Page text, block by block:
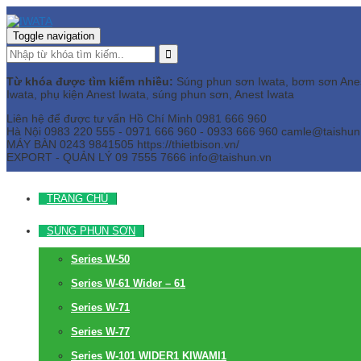
Toggle navigation
Từ khóa được tìm kiếm nhiều: Súng phun sơn Iwata, bơm sơn
Iwata, phụ kiện Anest Iwata, súng phun sơn, Anest Iwata
Liên hệ để được tư vấn Hồ Chí Minh 0981 666 960
Hà Nội 0983 220 555 - 0971 666 960 - 0933 666 960
MÁY BÀN 0243 9841505 https://thietbison.vn/
EXPORT - QUẢN LÝ 09 7555 7666 info@taishun.vn
TRANG CHỦ
SÚNG PHUN SƠN
Series W-50
Series W-61 Wider – 61
Series W-71
Series W-77
Series W-101 WIDER1 KIWAMI1